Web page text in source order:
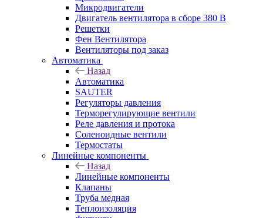
Микродвигатели
Двигатель вентилятора в сборе 380 В
Решетки
Фен Вентилятора
Вентиляторы под заказ
Автоматика
Назад
Автоматика
SAUTER
Регуляторы давления
Терморегулирующие вентили
Реле давления и протока
Соленоидные вентили
Термостаты
Линейные компоненты
Назад
Линейные компоненты
Клапаны
Труба медная
Теплоизоляция